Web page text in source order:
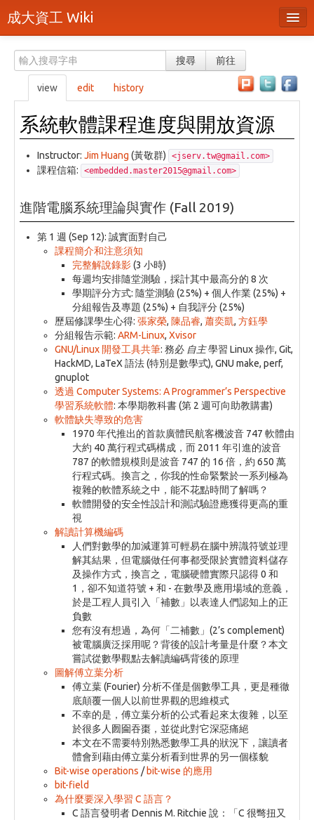
成大資工 Wiki
分類
隨機頁面
最近活動
上傳檔案
頁面原始檔
可列印版本
刪除本頁
登入 / 註冊帳號
搜尋 前往
view edit history
系統軟體課程進度與開放資源
Instructor: Jim Huang (黃敬群) <jserv.tw@gmail.com>
課程信箱: <embedded.master2015@gmail.com>
進階電腦系統理論與實作 (Fall 2019)
第 1 週 (Sep 12): 誠實面對自己
課程簡介和注意須知
完整解說錄影(3 小時)
每週均安排隨堂測驗，採計其中最高分的 8 次
學期評分方式: 隨堂測驗 (25%) + 個人作業 (25%) +
分組報告及專題 (25%) + 自我評分 (25%)
歷屆修課學生心得: 張家榮, 陳品睿, 蕭奕凱, 方鈺學
分組報告示範: ARM-Linux, Xvisor
GNU/Linux 開發工具共筆: 務必 自主學習 Linux 操作, Git,
HackMD, LaTeX 語法 (特別是數學式), GNU make, perf,
gnuplot
透過 Computer Systems: A Programmer’s Perspective
學習系統軟體: 本學期教科書 (第 2 週可向助教購書)
軟體缺失導致的危害
1970 年代推出的首款廣體民航客機波音 747 軟體由
大約 40 萬行程式碼構成，而 2011 年引進的波音
787 的軟體規模則是波音 747 的 16 倍，約 650 萬
行程式碼。換言之，你我的性命緊繫於一系列極為
複雜的軟體系統之中，能不花點時間了解嗎？
軟體開發的安全性設計和測試驗證應獲得更高的重
視
解讀計算機編碼
人們對數學的加減運算可輕易在腦中辨識符號並理
解其結果，但電腦做任何事都受限於實體資料儲存
及操作方式，換言之，電腦硬體實際只認得 0 和
1，卻不知道符號 + 和 - 在數學及應用場域的意義，
於是工程人員引入「補數」以表達人們認知上的正
負數
您有沒有想過，為何「二補數」(2’s complement)
被電腦廣泛採用呢？背後的設計考量是什麼？本文
嘗試從數學觀點去解讀編碼背後的原理
圖解傅立葉分析
傅立葉 (Fourier) 分析不僅是個數學工具，更是種徹
底顛覆一個人以前世界觀的思維模式
不幸的是，傅立葉分析的公式看起來太復雜，以至
於很多人囫圇吞棗，並從此對它深惡痛絕
本文在不需要特別熟悉數學工具的狀況下，讓讀者
體會到藉由傅立葉分析看到世界的另一個樣貌
Bit-wise operations /bit-wise 的應用
bit-field
為什麼要深入學習 C 語言？
C 語言發明者 Dennis M. Ritchie 說：「C 很彆扭又